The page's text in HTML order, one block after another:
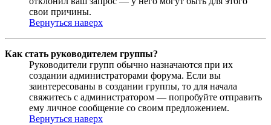
свои причины.
Вернуться наверх
Как стать руководителем группы?
Руководители групп обычно назначаются при их
создании администраторами форума. Если вы
заинтересованы в создании группы, то для начала
свяжитесь с администратором — попробуйте отправить
ему личное сообщение со своим предложением.
Вернуться наверх